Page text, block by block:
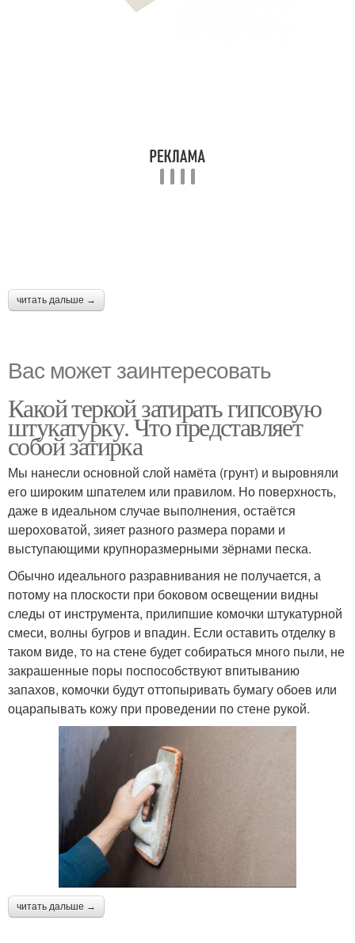
читать дальше →
Вас может заинтересовать
Какой теркой затирать гипсовую
штукатурку. Что представляет
собой затирка
Мы нанесли основной слой намёта (грунт) и выровняли
его широким шпателем или правилом. Но поверхность,
даже в идеальном случае выполнения, остаётся
шероховатой, зияет разного размера порами и
выступающими крупноразмерными зёрнами песка.
Обычно идеального разравнивания не получается, а
потому на плоскости при боковом освещении видны
следы от инструмента, прилипшие комочки штукатурной
смеси, волны бугров и впадин. Если оставить отделку в
таком виде, то на стене будет собираться много пыли, не
закрашенные поры поспособствуют впитыванию
запахов, комочки будут оттопыривать бумагу обоев или
оцарапывать кожу при проведении по стене рукой.
читать дальше →